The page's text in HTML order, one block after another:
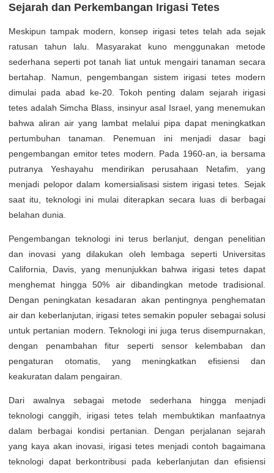
Sejarah dan Perkembangan Irigasi Tetes
Meskipun tampak modern, konsep irigasi tetes telah ada sejak
ratusan tahun lalu. Masyarakat kuno menggunakan metode
sederhana seperti pot tanah liat untuk mengairi tanaman secara
bertahap. Namun, pengembangan sistem irigasi tetes modern
dimulai pada abad ke-20. Tokoh penting dalam sejarah irigasi
tetes adalah Simcha Blass, insinyur asal Israel, yang menemukan
bahwa aliran air yang lambat melalui pipa dapat meningkatkan
pertumbuhan tanaman. Penemuan ini menjadi dasar bagi
pengembangan emitor tetes modern. Pada 1960-an, ia bersama
putranya Yeshayahu mendirikan perusahaan Netafim, yang
menjadi pelopor dalam komersialisasi sistem irigasi tetes. Sejak
saat itu, teknologi ini mulai diterapkan secara luas di berbagai
belahan dunia.
Pengembangan teknologi ini terus berlanjut, dengan penelitian
dan inovasi yang dilakukan oleh lembaga seperti Universitas
California, Davis, yang menunjukkan bahwa irigasi tetes dapat
menghemat hingga 50% air dibandingkan metode tradisional.
Dengan peningkatan kesadaran akan pentingnya penghematan
air dan keberlanjutan, irigasi tetes semakin populer sebagai solusi
untuk pertanian modern. Teknologi ini juga terus disempurnakan,
dengan penambahan fitur seperti sensor kelembaban dan
pengaturan otomatis, yang meningkatkan efisiensi dan
keakuratan dalam pengairan.
Dari awalnya sebagai metode sederhana hingga menjadi
teknologi canggih, irigasi tetes telah membuktikan manfaatnya
dalam berbagai kondisi pertanian. Dengan perjalanan sejarah
yang kaya akan inovasi, irigasi tetes menjadi contoh bagaimana
teknologi dapat berkontribusi pada keberlanjutan dan efisiensi